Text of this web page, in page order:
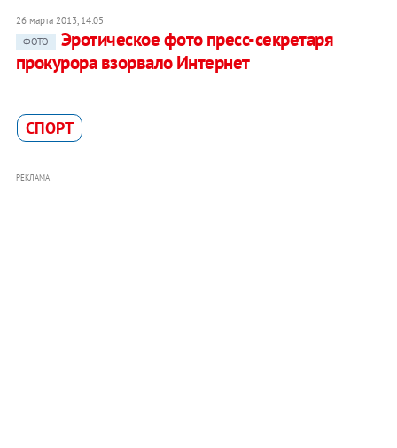
26 марта 2013, 14:05
ФОТО
Эротическое фото пресс-секретаря
прокурора взорвало Интернет
СПОРТ
РЕКЛАМА